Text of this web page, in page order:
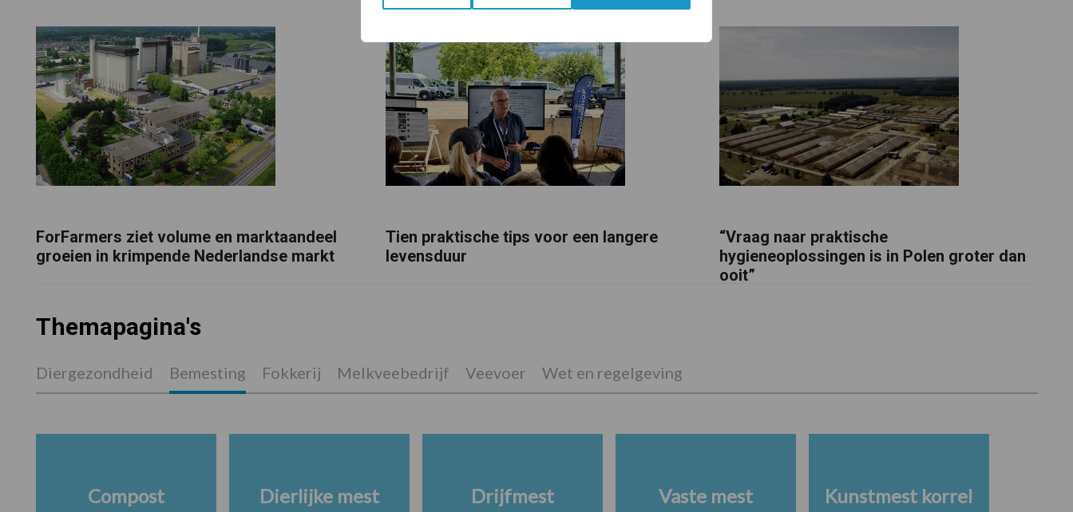
ForFarmers ziet volume en marktaandeel
groeien in krimpende Nederlandse markt
Tien praktische tips voor een langere
levensduur
“Vraag naar praktische
hygieneoplossingen is in Polen groter dan
ooit”
Themapagina's
Diergezondheid Bemesting Fokkerij Melkveebedrijf Veevoer Wet en regelgeving
Compost Dierlijke mest Drijfmest Vaste mest Kunstmest korrel